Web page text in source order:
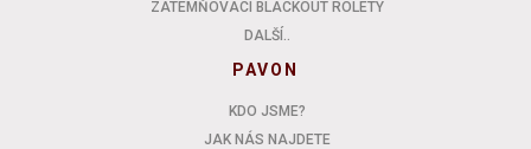
ZATEMŇOVACÍ BLACKOUT ROLETY
DALŠÍ..
PAVON
KDO JSME?
JAK NÁS NAJDETE